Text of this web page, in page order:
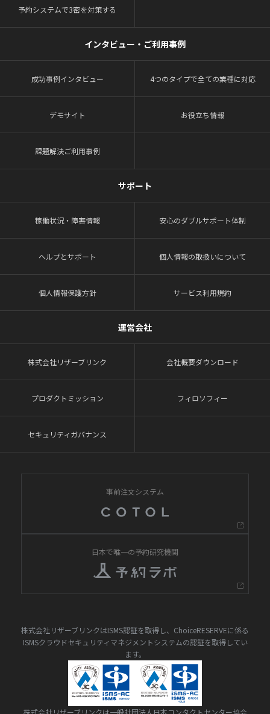
予約システムで3密を対策する
インタビュー・ご利用事例
成功事例インタビュー 4つのタイプで全ての業種に対応
デモサイト お役立ち情報
課題解決ご利用事例
サポート
稼働状況・障害情報 安心のダブルサポート体制
ヘルプとサポート 個人情報の取扱いについて
個人情報保護方針 サービス利用規約
運営会社
株式会社リザーブリンク 会社概要ダウンロード
プロダクトミッション フィロソフィー
セキュリティガバナンス
事前注文システム
日本で唯一の予約研究機関
株式会社リザーブリンクはISMS認証を取得し、ChoiceRESERVEに係る
ISMSクラウドセキュリティマネジメントシステムの認証を取得してい
ます。